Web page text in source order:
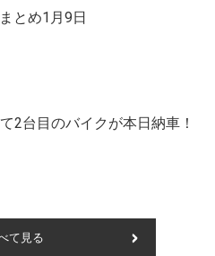
とめ1月9日
2台目のバイクが本日納車！
て見る